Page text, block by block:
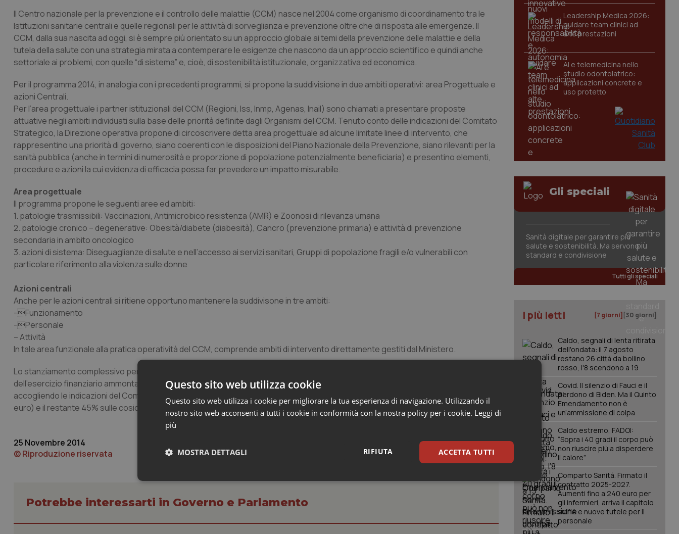
Il Centro nazionale per la prevenzione e il controllo delle malattie (CCM) nasce nel 2004 come organismo di coordinamento tra le
Istituzioni sanitarie centrali e quelle regionali per le attività di sorveglianza e prevenzione oltre che di risposta alle emergenze. Il
CCM, dalla sua nascita ad oggi, si è sempre più orientato su un approccio globale ai temi della prevenzione delle malattie e della
tutela della salute con una strategia mirata a contemperare le esigenze che nascono da un approccio scientifico e quindi anche
settoriale ai problemi, con quelle “di sistema” e, cioè, di sostenibilità istituzionale, organizzativa ed economica.
Per il programma 2014, in analogia con i precedenti programmi, si propone la suddivisione in due ambiti operativi: area Progettuale e
azioni Centrali.
Per l’area progettuale i partner istituzionali del CCM (Regioni, Iss, Inmp, Agenas, Inail) sono chiamati a presentare proposte
attuative negli ambiti individuati sulla base delle priorità definite dagli Organismi del CCM. Tenuto conto delle indicazioni del Comitato
Strategico, la Direzione operativa propone di circoscrivere detta area progettuale ad alcune limitate linee di intervento, che
rappresentino una priorità di governo, siano coerenti con le disposizioni del Piano Nazionale della Prevenzione, siano rilevanti per la
sanità pubblica (anche in termini di numerosità e proporzione di popolazione potenzialmente beneficiaria) e presentino elementi,
procedure e azioni la cui evidenza di efficacia possa far prevedere un impatto misurabile.
Area progettuale
Il programma propone le seguenti aree ed ambiti:
1. patologie trasmissibili: Vaccinazioni, Antimicrobico resistenza (AMR) e Zoonosi di rilevanza umana
2. patologie cronico – degenerative: Obesità/diabete (diabesità), Cancro (prevenzione primaria) e attività di prevenzione
secondaria in ambito oncologico
3. azioni di sistema: Diseguaglianze di salute e nell’accesso ai servizi sanitari, Gruppi di popolazione fragili e/o vulnerabili con
particolare riferimento alla violenza sulle donne
Azioni centrali
Anche per le azioni centrali si ritiene opportuno mantenere la suddivisone in tre ambiti:
-Funzionamento
-Personale
– Attività
In tale area funzionale alla pratica operatività del CCM, comprende ambiti di intervento direttamente gestiti dal Ministero.
Lo stanziamento complessivo per il 2014 del competente capitolo di bilancio, al netto delle decurtazioni intervenute nel corso
dell’esercizio finanziario ammonta ad € 12.371.052,00. Per quanto concerne la proposta di ripartizione dei finanziamenti per aree,
accogliendo le indicazioni del Comitato strategico si propone di stanziare circa il 55% sull’Area Progettuale (6.800.000 milioni di
euro) e il restante 45% sulle cosiddette Azioni Centrali (5.571.052 milioni di euro).
25 Novembre 2014
© Riproduzione riservata
Potrebbe interessarti in Governo e Parlamento
Leadership Medica 2026:
guidare team clinici ad
alte prestazioni
AI e telemedicina nello
studio odontoiatrico:
applicazioni concrete e
uso protetto
Gli speciali
Sanità digitale per garantire più
salute e sostenibilità. Ma servono
standard e condivisione
Tutti gli speciali
I più letti [7 giorni] [30 giorni]
Caldo, segnali di lenta ritirata
dell'ondata: il 7 agosto
restano 26 città da bollino
rosso, l'8 scendono a 19
Covid. Il silenzio di Fauci e il
perdono di Biden. Ma il Quinto
Emendamento non è
un’ammissione di colpa
Caldo estremo, FADOI:
“Sopra i 40 gradi il corpo può
non riuscire più a disperdere
il calore”
Comparto Sanità. Firmato il
contratto 2025-2027.
Aumenti fino a 240 euro per
gli infermieri, arriva il capitolo
sull'IA e nuove tutele per il
personale
Questo sito web utilizza cookie
Questo sito web utilizza i cookie per migliorare la tua esperienza di navigazione. Utilizzando il
nostro sito web acconsenti a tutti i cookie in conformità con la nostra policy per i cookie. Leggi di
più
ACCETTA TUTTI
RIFIUTA
MOSTRA DETTAGLI
Necessari Statistici Marketing